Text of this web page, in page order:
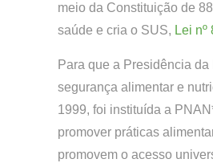
meio da Constituição de
saúde e cria o SUS, Lei nº
Para que a Presidência
segurança alimentar e
1999, foi instituída a
promover práticas
promovem o acesso